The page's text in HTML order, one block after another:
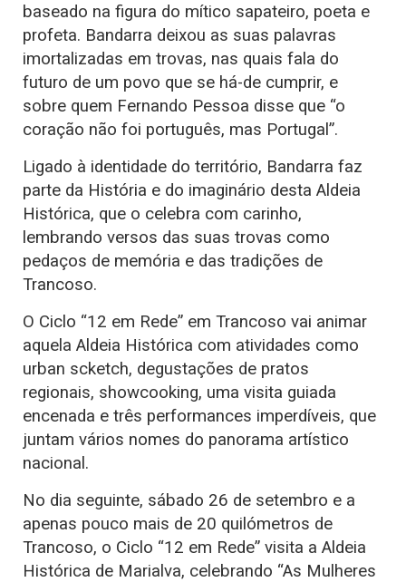
baseado na figura do mítico sapateiro, poeta e
profeta. Bandarra deixou as suas palavras
imortalizadas em trovas, nas quais fala do
futuro de um povo que se há-de cumprir, e
sobre quem Fernando Pessoa disse que “o
coração não foi português, mas Portugal”.
Ligado à identidade do território, Bandarra faz
parte da História e do imaginário desta Aldeia
Histórica, que o celebra com carinho,
lembrando versos das suas trovas como
pedaços de memória e das tradições de
Trancoso.
O Ciclo “12 em Rede” em Trancoso vai animar
aquela Aldeia Histórica com atividades como
urban scketch, degustações de pratos
regionais, showcooking, uma visita guiada
encenada e três performances imperdíveis, que
juntam vários nomes do panorama artístico
nacional.
No dia seguinte, sábado 26 de setembro e a
apenas pouco mais de 20 quilómetros de
Trancoso, o Ciclo “12 em Rede” visita a Aldeia
Histórica de Marialva, celebrando “As Mulheres